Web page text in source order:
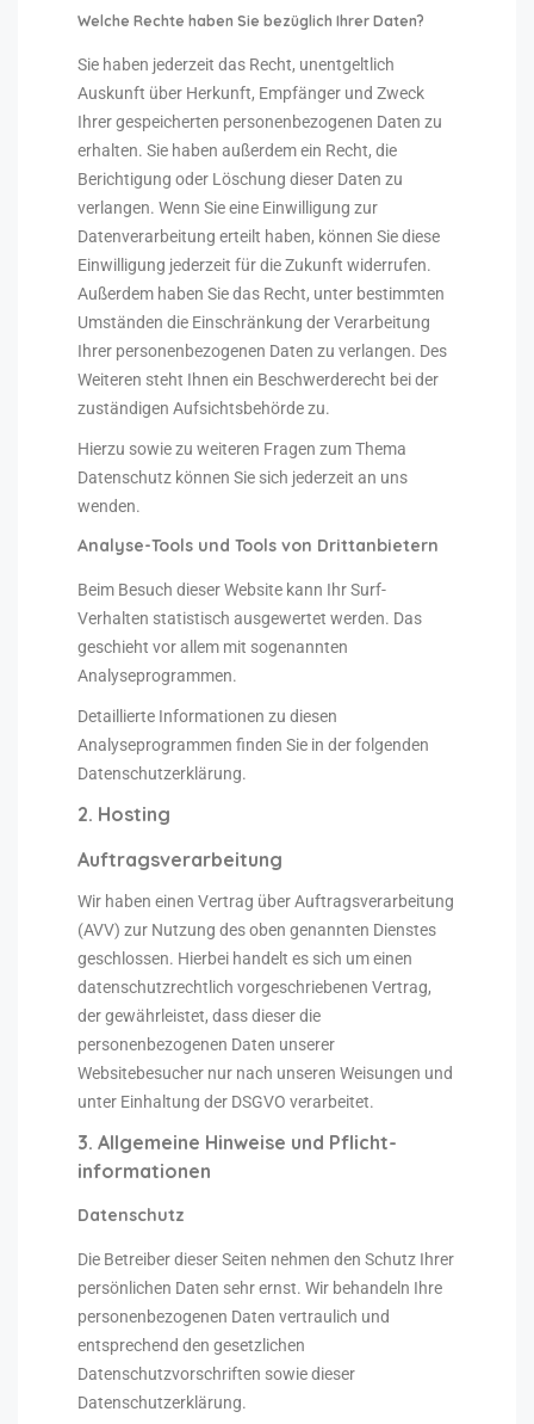
Welche Rechte haben Sie bezüglich Ihrer Daten?
Sie haben jederzeit das Recht, unentgeltlich
Auskunft über Herkunft, Empfänger und Zweck
Ihrer gespeicherten personenbezogenen Daten zu
erhalten. Sie haben außerdem ein Recht, die
Berichtigung oder Löschung dieser Daten zu
verlangen. Wenn Sie eine Einwilligung zur
Datenverarbeitung erteilt haben, können Sie diese
Einwilligung jederzeit für die Zukunft widerrufen.
Außerdem haben Sie das Recht, unter bestimmten
Umständen die Einschränkung der Verarbeitung
Ihrer personenbezogenen Daten zu verlangen. Des
Weiteren steht Ihnen ein Beschwerderecht bei der
zuständigen Aufsichtsbehörde zu.
Hierzu sowie zu weiteren Fragen zum Thema
Datenschutz können Sie sich jederzeit an uns
wenden.
Analyse-Tools und Tools von Dritt­anbietern
Beim Besuch dieser Website kann Ihr Surf-
Verhalten statistisch ausgewertet werden. Das
geschieht vor allem mit sogenannten
Analyseprogrammen.
Detaillierte Informationen zu diesen
Analyseprogrammen finden Sie in der folgenden
Datenschutzerklärung.
2. Hosting
Auftragsverarbeitung
Wir haben einen Vertrag über Auftragsverarbeitung
(AVV) zur Nutzung des oben genannten Dienstes
geschlossen. Hierbei handelt es sich um einen
datenschutzrechtlich vorgeschriebenen Vertrag,
der gewährleistet, dass dieser die
personenbezogenen Daten unserer
Websitebesucher nur nach unseren Weisungen und
unter Einhaltung der DSGVO verarbeitet.
3. Allgemeine Hinweise und Pflicht­
informationen
Datenschutz
Die Betreiber dieser Seiten nehmen den Schutz Ihrer
persönlichen Daten sehr ernst. Wir behandeln Ihre
personenbezogenen Daten vertraulich und
entsprechend den gesetzlichen
Datenschutzvorschriften sowie dieser
Datenschutzerklärung.